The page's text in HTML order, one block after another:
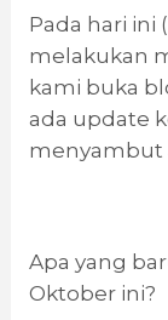
Pada hari ini
melakukan
kami buka
ada update
menyambut
Apa yang
Oktober ini?